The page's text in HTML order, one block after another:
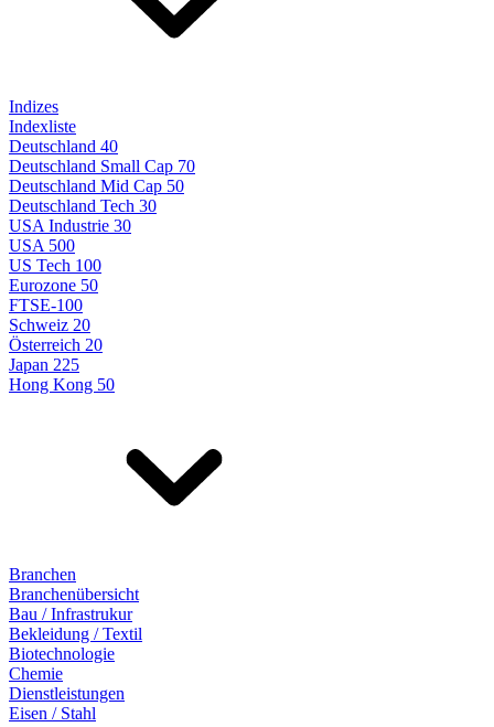
Indizes
Indexliste
Deutschland 40
Deutschland Small Cap 70
Deutschland Mid Cap 50
Deutschland Tech 30
USA Industrie 30
USA 500
US Tech 100
Eurozone 50
FTSE-100
Schweiz 20
Österreich 20
Japan 225
Hong Kong 50
Branchen
Branchenübersicht
Bau / Infrastrukur
Bekleidung / Textil
Biotechnologie
Chemie
Dienstleistungen
Eisen / Stahl